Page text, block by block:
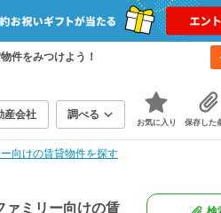
件をみつけよう！
産会社 調べる
お気に入り 保存した
向けの賃貸物件を探す
ァミリー向けの賃